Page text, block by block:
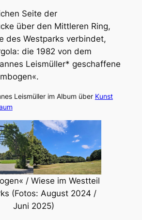
Seite der
über den Mittleren Ring,
des Westparks verbindet,
die 1982 von dem
Leismüller* geschaffene
Leismüller im Album über Kunst
/ Wiese im Westteil
(Fotos: August 2024 /
Juni 2025)